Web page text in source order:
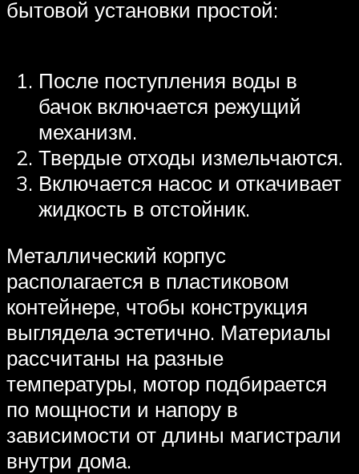
бытовой установки простой:
После поступления воды в
бачок включается режущий
механизм.
Твердые отходы измельчаются.
Включается насос и откачивает
жидкость в отстойник.
Металлический корпус
располагается в пластиковом
контейнере, чтобы конструкция
выглядела эстетично. Материалы
рассчитаны на разные
температуры, мотор подбирается
по мощности и напору в
зависимости от длины магистрали
внутри дома.